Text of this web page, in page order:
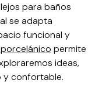
para baños
se adapta
funcional y
permite
ideas,
y confortable.